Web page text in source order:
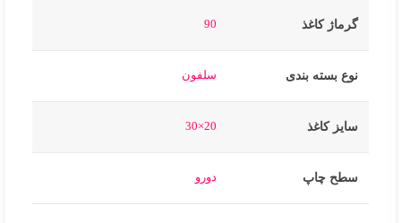
گرماژ کاغذ 90
نوع بسته بندی سلفون
سایز کاغذ 20×30
سطح چاپ دورو